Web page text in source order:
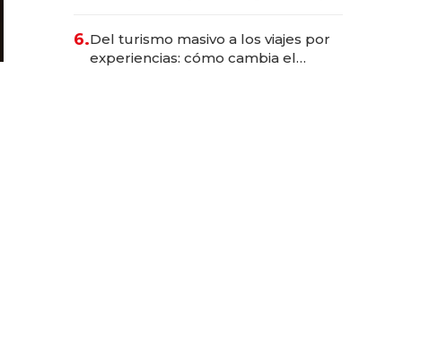
6.Del turismo masivo a los viajes por
experiencias: cómo cambia el